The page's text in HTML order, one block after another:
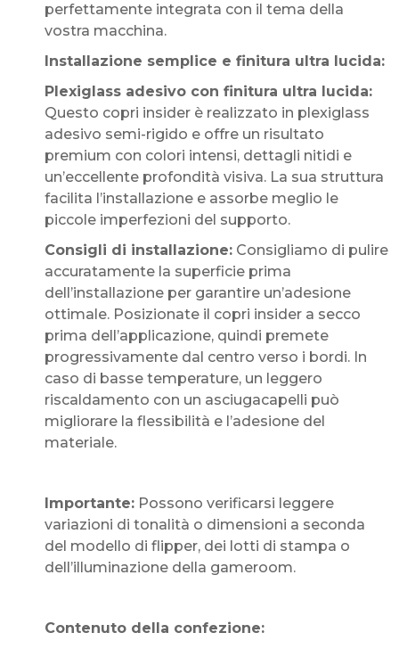
perfettamente integrata con il tema della
vostra macchina.
Installazione semplice e finitura ultra lucida:
Plexiglass adesivo con finitura ultra lucida:
Questo copri insider è realizzato in plexiglass
adesivo semi-rigido e offre un risultato
premium con colori intensi, dettagli nitidi e
un’eccellente profondità visiva. La sua struttura
facilita l’installazione e assorbe meglio le
piccole imperfezioni del supporto.
Consigli di installazione: Consigliamo di pulire
accuratamente la superficie prima
dell’installazione per garantire un’adesione
ottimale. Posizionate il copri insider a secco
prima dell’applicazione, quindi premete
progressivamente dal centro verso i bordi. In
caso di basse temperature, un leggero
riscaldamento con un asciugacapelli può
migliorare la flessibilità e l’adesione del
materiale.
Importante: Possono verificarsi leggere
variazioni di tonalità o dimensioni a seconda
del modello di flipper, dei lotti di stampa o
dell’illuminazione della gameroom.
Contenuto della confezione: